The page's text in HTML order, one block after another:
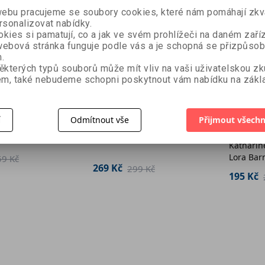
Kč
Amigurumi
Háčkování
269 Kč 299 Kč
koule
Lora
195 Kč
pracujeme se soubory cookies, které nám pomáhají
nabídky.
si pamatují, co a jak ve svém prohlížeči na daném
stránka funguje podle vás a je schopná se
typů souborů může mít vliv na vaši uživatelskou
také nebudeme schopni poskytnout vám nabídku na
Odmítnout vše Přijmout